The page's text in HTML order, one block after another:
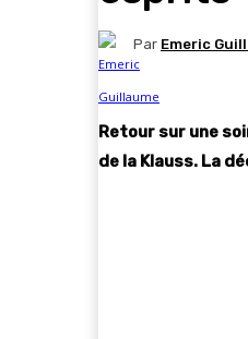
Par Emeric
Retour sur une
de la Klauss. La